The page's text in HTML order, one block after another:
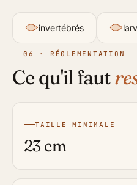
invertébrés
06 · RÉGLEMENTATION
Ce qu'il faut
TAILLE MINIMALE
23 cm